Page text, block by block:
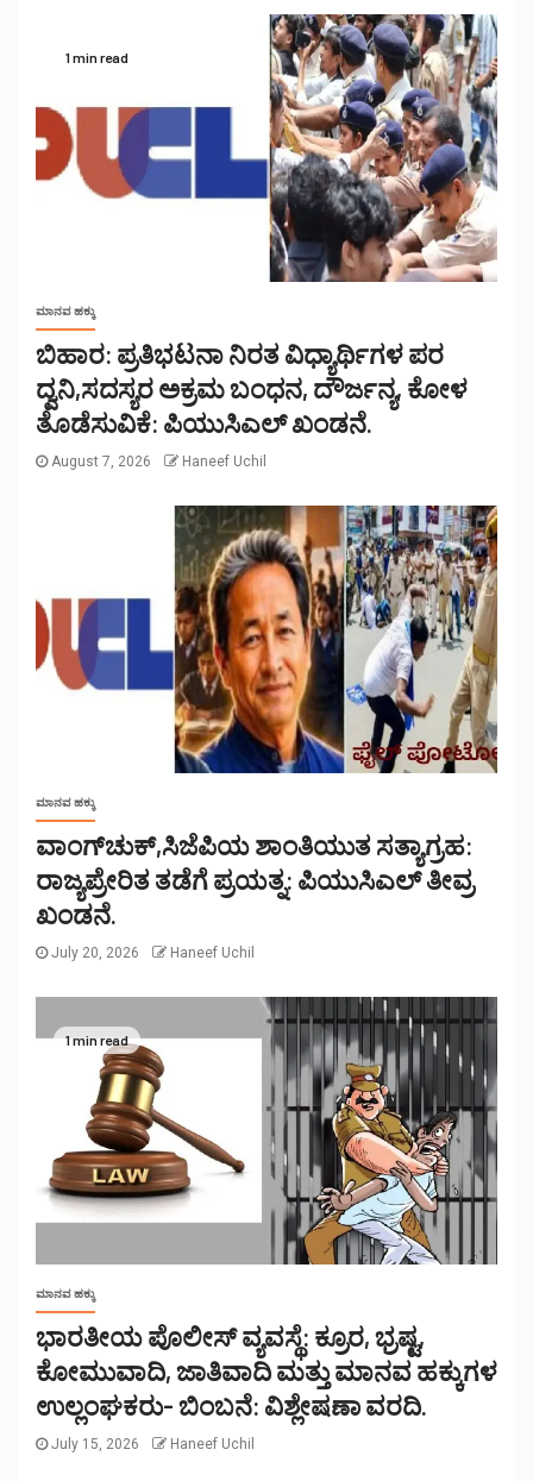
1 min read
ಮಾನವ ಹಕ್ಕು
ಬಿಹಾರ: ಪ್ರತಿಭಟನಾ ನಿರತ ವಿಧ್ಯಾರ್ಥಿಗಳ ಪರ
ದ್ವನಿ,ಸದಸ್ಯರ ಅಕ್ರಮ ಬಂಧನ, ದೌರ್ಜನ್ಯ, ಕೋಳ
ತೊಡೆಸುವಿಕೆ: ಪಿಯುಸಿಎಲ್ ಖಂಡನೆ.
August 7, 2026 Haneef Uchil
ಮಾನವ ಹಕ್ಕು
ವಾಂಗ್‌ಚುಕ್,ಸಿಜೆಪಿಯ ಶಾಂತಿಯುತ ಸತ್ಯಾಗ್ರಹ:
ರಾಜ್ಯಪ್ರೇರಿತ ತಡೆಗೆ ಪ್ರಯತ್ನ: ಪಿಯುಸಿಎಲ್ ತೀವ್ರ
ಖಂಡನೆ.
July 20, 2026 Haneef Uchil
1 min read
ಮಾನವ ಹಕ್ಕು
ಭಾರತೀಯ ಪೊಲೀಸ್ ವ್ಯವಸ್ಥೆ: ಕ್ರೂರ, ಭ್ರಷ್ಟ,
ಕೋಮುವಾದಿ, ಜಾತಿವಾದಿ ಮತ್ತು ಮಾನವ ಹಕ್ಕುಗಳ
ಉಲ್ಲಂಘಕರು- ಬಿಂಬನೆ: ವಿಶ್ಲೇಷಣಾ ವರದಿ.
July 15, 2026 Haneef Uchil